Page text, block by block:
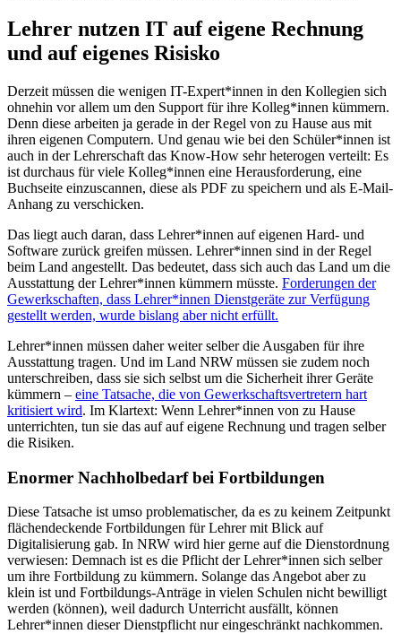
Lehrer nutzen IT auf eigene Rechnung
und auf eigenes Risisko
Derzeit müssen die wenigen IT-Expert*innen in den Kollegien sich
ohnehin vor allem um den Support für ihre Kolleg*innen kümmern.
Denn diese arbeiten ja gerade in der Regel von zu Hause aus mit
ihren eigenen Computern. Und genau wie bei den Schüler*innen ist
auch in der Lehrerschaft das Know-How sehr heterogen verteilt: Es
ist durchaus für viele Kolleg*innen eine Herausforderung, eine
Buchseite einzuscannen, diese als PDF zu speichern und als E-Mail-
Anhang zu verschicken.
Das liegt auch daran, dass Lehrer*innen auf eigenen Hard- und
Software zurück greifen müssen. Lehrer*innen sind in der Regel
beim Land angestellt. Das bedeutet, dass sich auch das Land um die
Ausstattung der Lehrer*innen kümmern müsste. Forderungen der
Gewerkschaften, dass Lehrer*innen Dienstgeräte zur Verfügung
gestellt werden, wurde bislang aber nicht erfüllt.
Lehrer*innen müssen daher weiter selber die Ausgaben für ihre
Ausstattung tragen. Und im Land NRW müssen sie zudem noch
unterschreiben, dass sie sich selbst um die Sicherheit ihrer Geräte
kümmern – eine Tatsache, die von Gewerkschaftsvertretern hart
kritisiert wird. Im Klartext: Wenn Lehrer*innen von zu Hause
unterrichten, tun sie das auf auf eigene Rechnung und tragen selber
die Risiken.
Enormer Nachholbedarf bei Fortbildungen
Diese Tatsache ist umso problematischer, da es zu keinem Zeitpunkt
flächendeckende Fortbildungen für Lehrer mit Blick auf
Digitalisierung gab. In NRW wird hier gerne auf die Dienstordnung
verwiesen: Demnach ist es die Pflicht der Lehrer*innen sich selber
um ihre Fortbildung zu kümmern. Solange das Angebot aber zu
klein ist und Fortbildungs-Anträge in vielen Schulen nicht bewilligt
werden (können), weil dadurch Unterricht ausfällt, können
Lehrer*innen dieser Dienstpflicht nur eingeschränkt nachkommen.